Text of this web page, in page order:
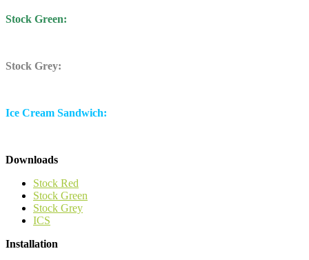
Stock Green:
Stock Grey:
Ice Cream Sandwich:
Downloads
Stock Red
Stock Green
Stock Grey
ICS
Installation